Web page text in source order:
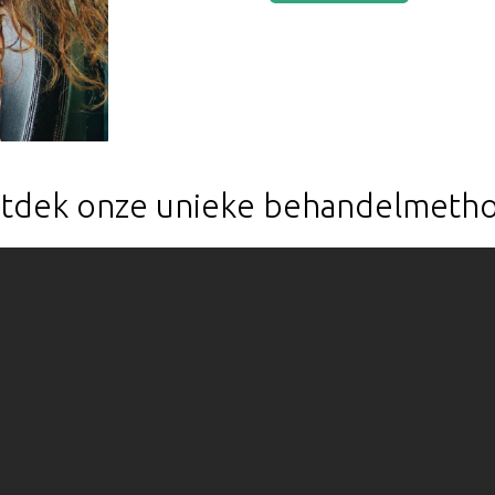
onze unieke